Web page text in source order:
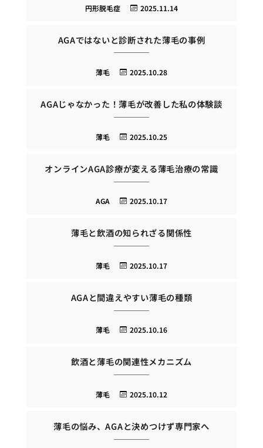
2025.11.14
円形脱毛症
AGAではないと診断された薄毛の事例
2025.10.28
薄毛
AGAじゃなかった！薄毛が改善した私の体験談
2025.10.25
薄毛
オンラインAGA診療が変える薄毛治療の常識
2025.10.17
AGA
薄毛と飲酒の知られざる関係性
2025.10.17
薄毛
AGAと間違えやすい薄毛の種類
2025.10.16
薄毛
飲酒と薄毛の関連性メカニズム
2025.10.12
薄毛
薄毛の悩み、AGAと決めつけず専門家へ